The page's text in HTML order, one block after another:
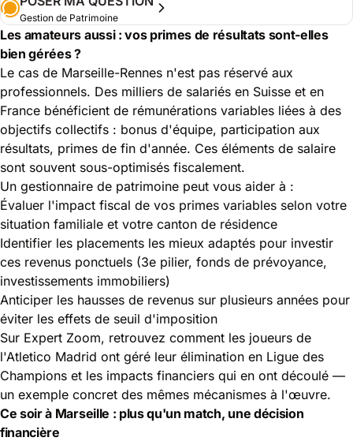
Gestion de Patrimoine
Les amateurs aussi : vos primes de résultats sont-elles
bien gérées ?
Le cas de Marseille-Rennes n'est pas réservé aux
professionnels. Des milliers de salariés en Suisse et en
France bénéficient de rémunérations variables liées à des
objectifs collectifs : bonus d'équipe, participation aux
résultats, primes de fin d'année. Ces éléments de salaire
sont souvent sous-optimisés fiscalement.
Un gestionnaire de patrimoine peut vous aider à :
Évaluer l'impact fiscal de vos primes variables selon votre
situation familiale et votre canton de résidence
Identifier les placements les mieux adaptés pour investir
ces revenus ponctuels (3e pilier, fonds de prévoyance,
investissements immobiliers)
Anticiper les hausses de revenus sur plusieurs années pour
éviter les effets de seuil d'imposition
Sur Expert Zoom, retrouvez comment les joueurs de
l'Atletico Madrid ont géré leur élimination en Ligue des
Champions et les impacts financiers qui en ont découlé —
un exemple concret des mêmes mécanismes à l'œuvre.
Ce soir à Marseille : plus qu'un match, une décision
financière